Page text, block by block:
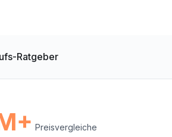
Ratgeber
Preisvergleiche